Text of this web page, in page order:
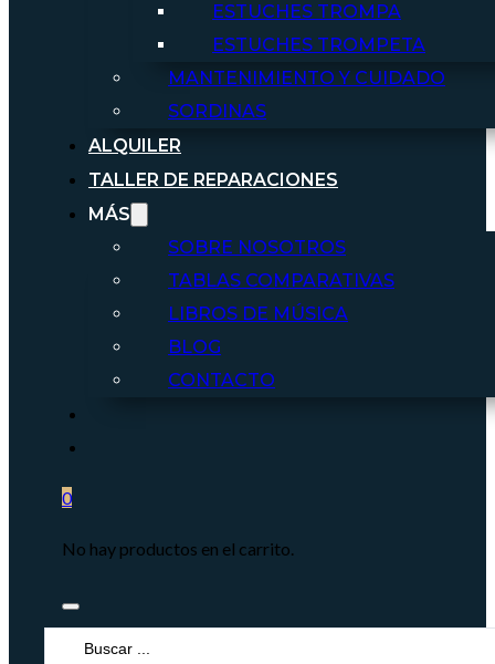
ESTUCHES TROMPA
ESTUCHES TROMPETA
MANTENIMIENTO Y CUIDADO
SORDINAS
ALQUILER
TALLER DE REPARACIONES
MÁS
SOBRE NOSOTROS
TABLAS COMPARATIVAS
LIBROS DE MÚSICA
BLOG
CONTACTO
0
No hay productos en el carrito.
Search